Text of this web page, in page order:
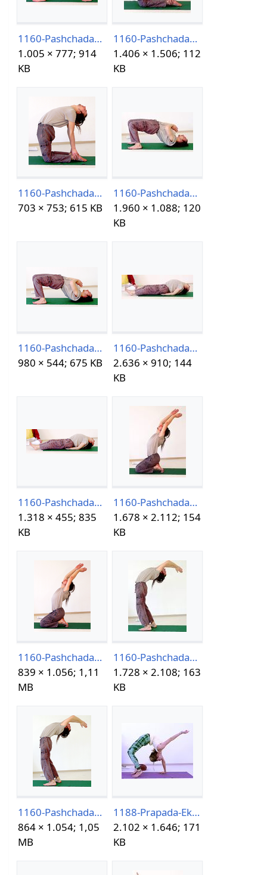
1160-PashchadasanaVariation-3.png
1.005 × 777; 914
KB
1160-PashchadasanaVariation-4.jpg
1.406 × 1.506; 112
KB
1160-PashchadasanaVariation-4.png
703 × 753; 615 KB
1160-PashchadasanaVariation-5-2021.jpg
1.960 × 1.088; 120
KB
1160-PashchadasanaVariation-5-2021.png
980 × 544; 675 KB
1160-PashchadasanaVariation-6-2021.jpg
2.636 × 910; 144
KB
1160-PashchadasanaVariation-6-2021.png
1.318 × 455; 835
KB
1160-PashchadasanaVariation-7-2021.jpg
1.678 × 2.112; 154
KB
1160-PashchadasanaVariation-7-2021.png
839 × 1.056; 1,11
MB
1160-PashchadasanaVariation-8-2021.jpg
1.728 × 2.108; 163
KB
1160-PashchadasanaVariation-8-2021.png
864 × 1.054; 1,05
MB
1188-Prapada-Eka-Hasta-Chakrasana.jpg
2.102 × 1.646; 171
KB